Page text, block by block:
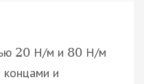
20 Н/м и 80 Н/м
и